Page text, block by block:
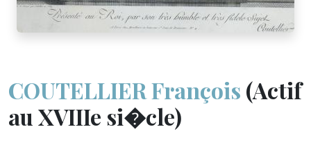
COUTELLIER François (Actif
au XVIIIe si�cle)